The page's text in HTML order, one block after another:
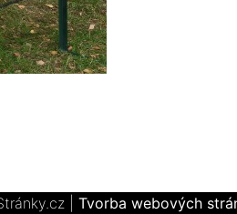
Tvorba webových